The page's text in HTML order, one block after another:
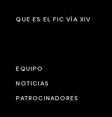
QUE ES EL FIC VÍA XIV
EQUIPO
NOTICIAS
PATROCINADORES